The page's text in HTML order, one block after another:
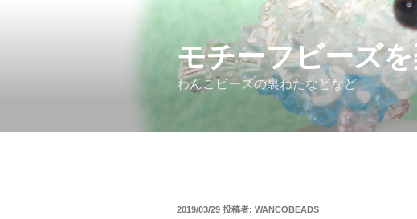
モチーフビーズ
わんこビーズの裏ねたなどなど
投
2019/03/29 投稿者: WANCOBEADS